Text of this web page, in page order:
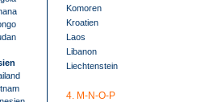
Komoren
Kroatien
Laos
Libanon
Liechtenstein
4. M-N-O-P